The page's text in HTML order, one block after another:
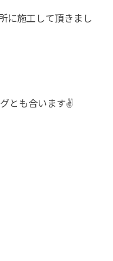
に施工して頂きまし
とも合います✌